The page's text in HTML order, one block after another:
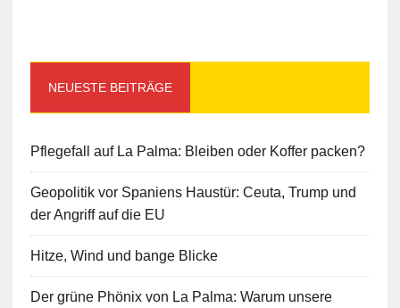
NEUESTE BEITRÄGE
Pflegefall auf La Palma: Bleiben oder Koffer packen?
Geopolitik vor Spaniens Haustür: Ceuta, Trump und
der Angriff auf die EU
Hitze, Wind und bange Blicke
Der grüne Phönix von La Palma: Warum unsere